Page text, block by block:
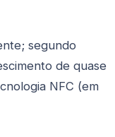
segundo
de quase
NFC (em